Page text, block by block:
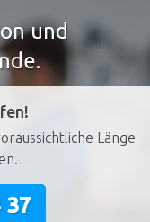
und
Länge
37